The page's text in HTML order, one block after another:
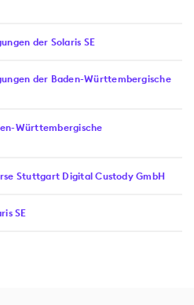
der Solaris SE
der Baden-Württembergische
Württembergische
Stuttgart Digital Custody GmbH
SE